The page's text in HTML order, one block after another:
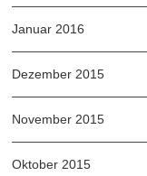
Januar 2016
Dezember 2015
November 2015
Oktober 2015